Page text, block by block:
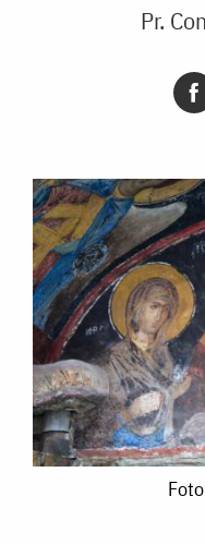
Pr.